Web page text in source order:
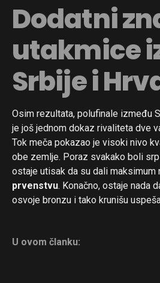
Dodatni
utakmice
Srbije i
Osim rezultata, polufinale između
je još jednom dokaz rivaliteta dve
Tok meča pokazao je visoki nivo
obe zemlje. Poraz svakako boli
ostaje utisak da su dali maksimum
prvenstvu. Konačno, ostaje nada
osvoje bronzu i tako krunišu
U ovom članku: